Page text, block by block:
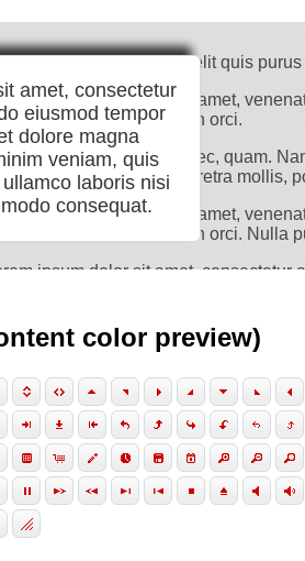
nec tortor. Donec id elit quis
erat dolor, dapibus sit amet,
facilisis id, sem. Morbi in orci.
malesuada ac, mattis nec, quam.
commodo vitae, pharetra mollis,
erat dolor, dapibus sit amet,
facilisis id, sem. Morbi in orci. Nulla
ipsum dolor sit amet,
velit. Duis augue augue, gravida
scelerisque quam. Nullam feugiat
amet, consectetur
eiusmod tempor
dolore magna
veniam, quis
laboris nisi
consequat.
color preview)